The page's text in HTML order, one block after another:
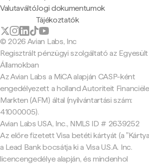
ValutaváltóJogi dokumentumok
Tájékoztatók
© 2026 Avian Labs, Inc
Regisztrált pénzügyi szolgáltató az Egyesült
Államokban
Az Avian Labs a MiCA alapján CASP-ként
engedélyezett a holland Autoriteit Financiële
Markten (AFM) által (nyilvántartási szám:
41000005).
Avian Labs USA, Inc., NMLS ID # 2639252
Az előre fizetett Visa betéti kártyát (a
a Lead Bank bocsátja ki a Visa U.S.A. Inc.
licencengedélye alapján, és mindenhol